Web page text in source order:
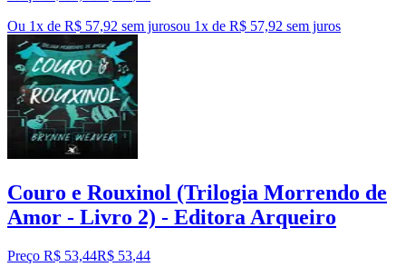
Ou 1x de R$ 57,92 sem jurosou 1x de R$ 57,92 sem juros
Couro e Rouxinol (Trilogia Morrendo de
Amor - Livro 2) - Editora Arqueiro
Preço R$ 53,44R$ 53,44